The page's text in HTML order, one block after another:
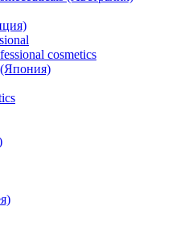
cosmetics